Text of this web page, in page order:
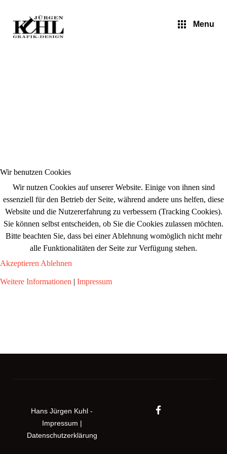
Menu
Jürgen Kuhl - Pop Art
Hans Jürgen Kuhl -
Impressum |
Datenschutzerklärung
Wir benutzen Cookies
Wir nutzen Cookies auf unserer Website. Einige von ihnen sind
essenziell für den Betrieb der Seite, während andere uns helfen, diese
Website und die Nutzererfahrung zu verbessern (Tracking Cookies).
Sie können selbst entscheiden, ob Sie die Cookies zulassen möchten.
Bitte beachten Sie, dass bei einer Ablehnung womöglich nicht mehr
alle Funktionalitäten der Seite zur Verfügung stehen.
Akzeptieren Ablehnen
Weitere Informationen | Impressum